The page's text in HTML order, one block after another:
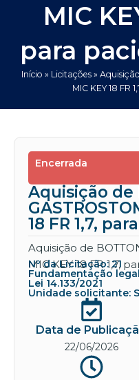
MIC
para
Início » Licitações»
MIC KEY 18 FR
Encerrada
Aquisição de
18 FR 1,7,
Aquisição de
MIC KEY 18 FR 1,7,
Nº da Licitação: 21
Fundamentação
Lei 14.133/2021
Unidade solicitante:
Data de
22/06/2026